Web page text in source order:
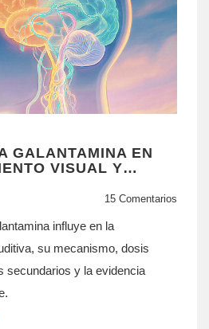
GALANTAMINA EN
VISUAL Y
15 Comentarios
influye en la
su mecanismo, dosis
secundarios y la evidencia